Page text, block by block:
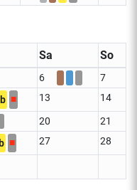
Sa So
6
7
b ■ 13 14
20
21
b ■ 27 28